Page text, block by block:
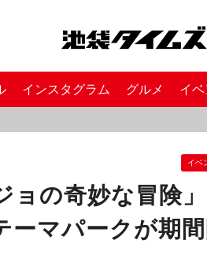
インスタグラム グルメ イベ
イベ
ョの奇妙な冒険
ーマパークが期